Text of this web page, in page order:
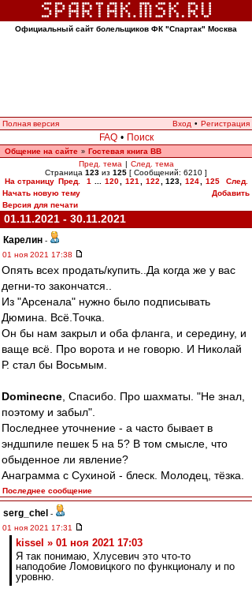
Официальный сайт болельщиков ФК "Спартак" Москва
Полная версия Вход • Регистрация
FAQ • Поиск
Общение на сайте » Гостевая книга ВВ
Пред. тема | След. тема
Страница 123 из 125 [ Сообщений: 6210 ]
На страницу Пред. 1 120 121 122 123, 124 125
След.
Начать новую тему
Добавить
Версия для печати
01.11.2021 - 30.11.2021
Карелин -
01 ноя 2021 17:38
Опять всех продать/купить..Да когда же у вас
дегни-то закончатся..
Из "Арсенала" нужно было подписывать
Дюмина. Всё.Точка.
Он бы нам закрыл и оба фланга, и середину, и
ваще всё. Про ворота и не говорю. И Николай
Р. стал бы Восьмым.
Dominecne , Спасибо. Про шахматы. "Не знал,
поэтому и забыл".
Последнее уточнение - а часто бывает в
эндшпиле пешек 5 на 5? В том смысле, что
обыденное ли явление?
Анаграмма с Сухиной - блеск. Молодец, тёзка.
Последнее сообщение
serg_chel -
01 ноя 2021 17:31
kissel » 01 ноя 2021 17:03
Я так понимаю, Хлусевич это что-то
наподобие Ломовицкого по функционалу и по
уровню.